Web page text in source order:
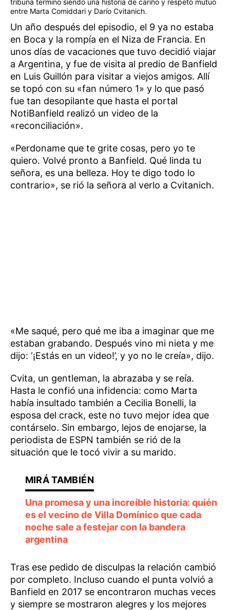
tribuna terminó siendo una historia de cariño y respeto mutuo
entre Marta Comiddari y Darío Cvitanich.
Un año después del episodio, el 9 ya no estaba
en Boca y la rompía en el Niza de Francia. En
unos días de vacaciones que tuvo decidió viajar
a Argentina, y fue de visita al predio de Banfield
en Luis Guillón para visitar a viejos amigos. Allí
se topó con su «fan número 1» y lo que pasó
fue tan desopilante que hasta el portal
NotiBanfield realizó un video de la
«reconciliación».
«Perdoname que te grite cosas, pero yo te
quiero. Volvé pronto a Banfield. Qué linda tu
señora, es una belleza. Hoy te digo todo lo
contrario», se rió la señora al verlo a Cvitanich.
«Me saqué, pero qué me iba a imaginar que me
estaban grabando. Después vino mi nieta y me
dijo: ‘¡Estás en un video!’, y yo no le creía», dijo.
Cvita, un gentleman, la abrazaba y se reía.
Hasta le confió una infidencia: como Marta
había insultado también a Cecilia Bonelli, la
esposa del crack, este no tuvo mejor idea que
contárselo. Sin embargo, lejos de enojarse, la
periodista de ESPN también se rió de la
situación que le tocó vivir a su marido.
Una promesa y una increíble historia: quién
es el vecino de Villa Domínico que cada
noche sale a festejar con la bandera
argentina
Tras ese pedido de disculpas la relación cambió
por completo. Incluso cuando el punta volvió a
Banfield en 2017 se encontraron muchas veces
y siempre se mostraron alegres y los mejores